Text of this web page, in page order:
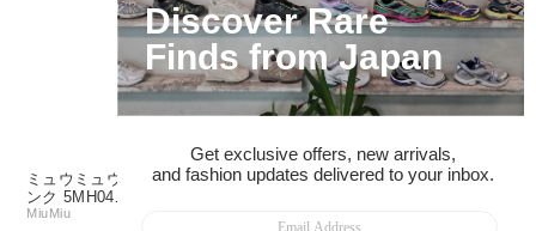
ミュウミュウ 三つ折り財布 ピ
ンク 5MH04…
MiuMiu
タイムセール
MIU MIU ミュウミュウ 長財布